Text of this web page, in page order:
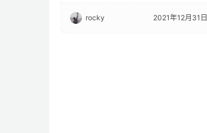
rocky 2021年12月31日